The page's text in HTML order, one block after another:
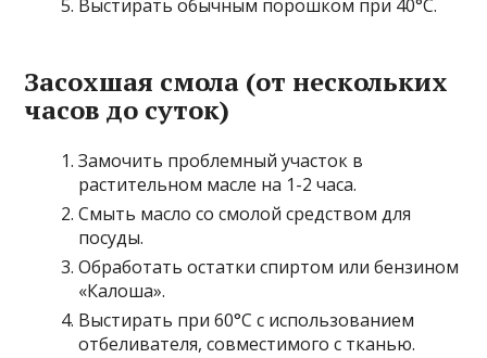
Выстирать обычным порошком при 40°C.
Засохшая смола (от нескольких
часов до суток)
Замочить проблемный участок в
растительном масле на 1-2 часа.
Смыть масло со смолой средством для
посуды.
Обработать остатки спиртом или бензином
«Калоша».
Выстирать при 60°C с использованием
отбеливателя, совместимого с тканью.